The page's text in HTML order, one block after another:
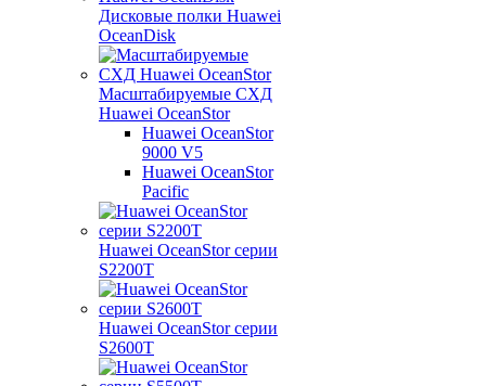
Дисковые полки Huawei
OceanDisk
Масштабируемые СХД
Huawei OceanStor
Huawei OceanStor
9000 V5
Huawei OceanStor
Pacific
Huawei OceanStor серии
S2200T
Huawei OceanStor серии
S2600T